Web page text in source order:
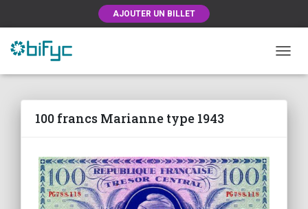
AJOUTER UN BILLET
100 francs Marianne type 1943